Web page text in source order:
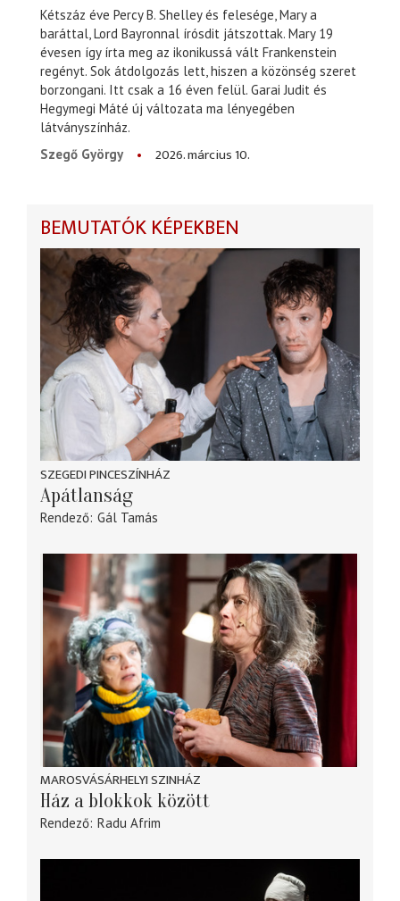
Kétszáz éve Percy B. Shelley és felesége, Mary a
baráttal, Lord Bayronnal írósdit játszottak. Mary 19
évesen így írta meg az ikonikussá vált Frankenstein
regényt. Sok átdolgozás lett, hiszen a közönség szeret
borzongani. Itt csak a 16 éven felül. Garai Judit és
Hegymegi Máté új változata ma lényegében
látványszínház.
Szegő György
2026. március 10.
BEMUTATÓK KÉPEKBEN
SZEGEDI PINCESZÍNHÁZ
Apátlanság
Rendező Gál Tamás
MAROSVÁSÁRHELYI SZINHÁZ
Ház a blokkok között
Rendező Radu Afrim